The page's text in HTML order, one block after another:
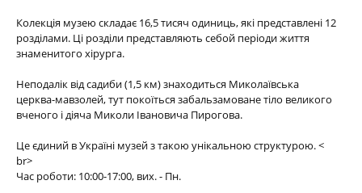
Колекція музею складає 16,5 тисяч одиниць, які представлені 12
розділами. Ці розділи представляють себой періоди життя
знаменитого хірурга.
Неподалік від садиби (1,5 км) знаходиться Миколаївська
церква-мавзолей, тут покоїться забальзамоване тіло великого
вченого і діяча Миколи Івановича Пирогова.
Це єдиний в Україні музей з такою унікальною структурою. <
br>
Час роботи: 10:00-17:00, вих. - Пн.